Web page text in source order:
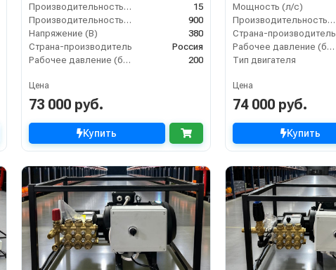
Производительность (л/мин)
15
Производительность (л/ч)
900
Напряжение (В)
380
Страна-производитель
Россия
Рабочее давление (бар)
200
Цена
73 000 руб.
Купить
Мощность (л/с)
Производительность (л/мин)
Страна-производитель
Рабочее давление (бар)
Тип двигателя
Цена
74 000 руб.
Купить